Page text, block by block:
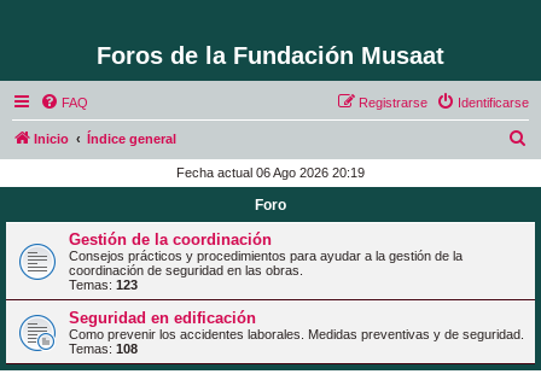
Foros de la Fundación Musaat
FAQ Identificarse
Registrarse
Inicio Índice general
c
Fecha actual 06 Ago 2026 20:19
Foro
Gestión de la coordinación
Consejos prácticos y procedimientos para ayudar a la gestión de la
coordinación de seguridad en las obras.
Temas: 123
Seguridad en edificación
Como prevenir los accidentes laborales. Medidas preventivas y de seguridad.
Temas: 108